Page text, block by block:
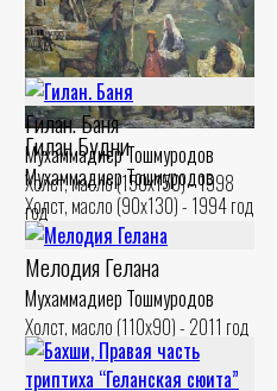
Портрет Жумаокына
Мухаммадиер Тошмуродов
Холст, масло (124x151) - 1985
год
Гилан Будни
Мухаммадиер Тошмуродов
Холст, масло (90x130) - 1994 год
Гилан. Баня
Мухаммадиер Тошмуродов
Холст, масло (150x150) - 1998
год
Мелодия Гелана
Мухаммадиер Тошмуродов
Холст, масло (110x90) - 2011 год